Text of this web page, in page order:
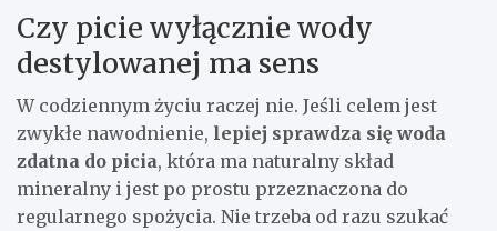
Czy picie wyłącznie wody
destylowanej ma sens
W codziennym życiu raczej nie. Jeśli celem jest
zwykłe nawodnienie, lepiej sprawdza się woda
zdatna do picia, która ma naturalny skład
mineralny i jest po prostu przeznaczona do
regularnego spożycia. Nie trzeba od razu szukać